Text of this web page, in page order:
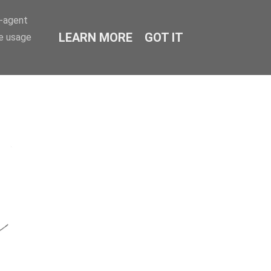
agent
usage
LEARN MORE GOT IT